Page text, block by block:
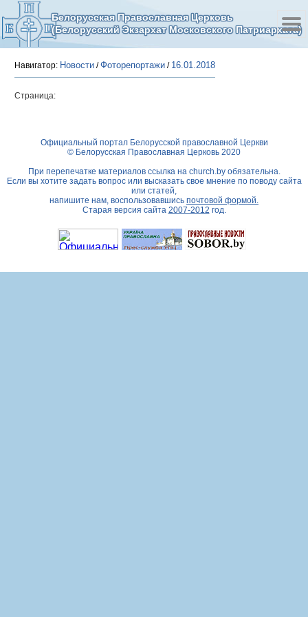
Белорусская Православная Церковь
(Белорусский Экзархат Московского Патриархата)
Навигатор: Новости /Фоторепортажи / 16.01.2018
Страница:
Официальный портал Белорусской православной Церкви
© Белорусская Православная Церковь 2020
При перепечатке материалов ссылка на church.byобязательна.
Если вы хотите задать вопрос или высказать свое мнение по поводу сайта
или статей,
напишите нам, воспользовавшись почтовой формой.
Старая версия сайта 2007-2012 год.